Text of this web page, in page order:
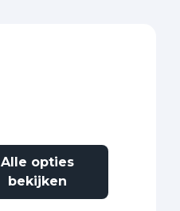
Alle opties
bekijken